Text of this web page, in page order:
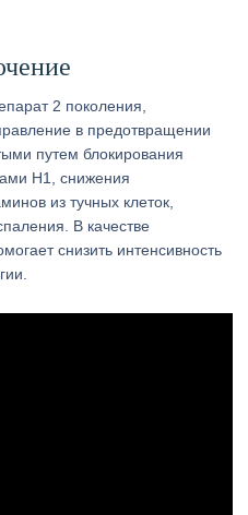
2 поколения,
в предотвращении
путем блокирования
Н1, снижения
из тучных клеток,
В качестве
снизить интенсивность